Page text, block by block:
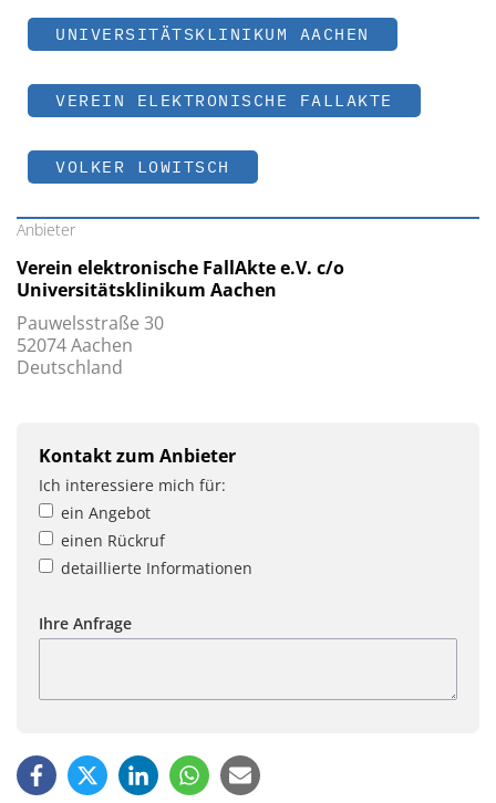
UNIVERSITÄTSKLINIKUM AACHEN
VEREIN ELEKTRONISCHE FALLAKTE
VOLKER LOWITSCH
Anbieter
Verein elektronische FallAkte e.V. c/o
Universitätsklinikum Aachen
Pauwelsstraße 30
52074 Aachen
Deutschland
Kontakt zum Anbieter
Ich interessiere mich für:
ein Angebot
einen Rückruf
detaillierte Informationen
Ihre Anfrage